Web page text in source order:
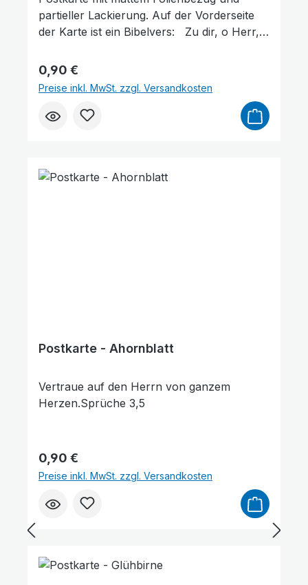
partieller Lackierung. Auf der Vorderseite
der Karte ist ein Bibelvers: Zu dir, o Herr,
14,8 x 10,5 cm
Regulärer Preis:
0,90 €
Preise inkl. MwSt. zzgl. Versandkosten
Postkarte - Ahornblatt
Vertraue auf den Herrn von ganzem
Herzen.Sprüche 3,5
Regulärer Preis:
0,90 €
Preise inkl. MwSt. zzgl. Versandkosten
Niedrige Sättigung Hohe Sättigung
Links unterstreichen